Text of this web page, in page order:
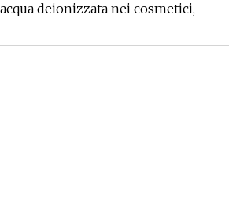
deionizzata nei cosmetici,